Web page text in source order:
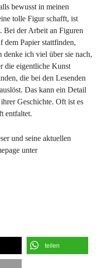
bewusst in meinen
tolle Figur schafft, ist
Bei der Arbeit an Figuren
dem Papier stattfinden,
ich viel über sie nach,
die eigentliche Kunst
die bei den Lesenden
Das kann ein Detail
Geschichte. Oft ist es
entfaltet.
und seine aktuellen
unter
teilen